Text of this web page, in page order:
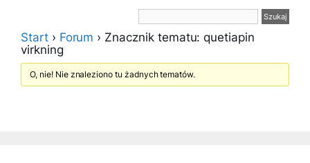
Start › Forum › Znacznik tematu: quetiapin
virkning
O, nie! Nie znaleziono tu żadnych tematów.